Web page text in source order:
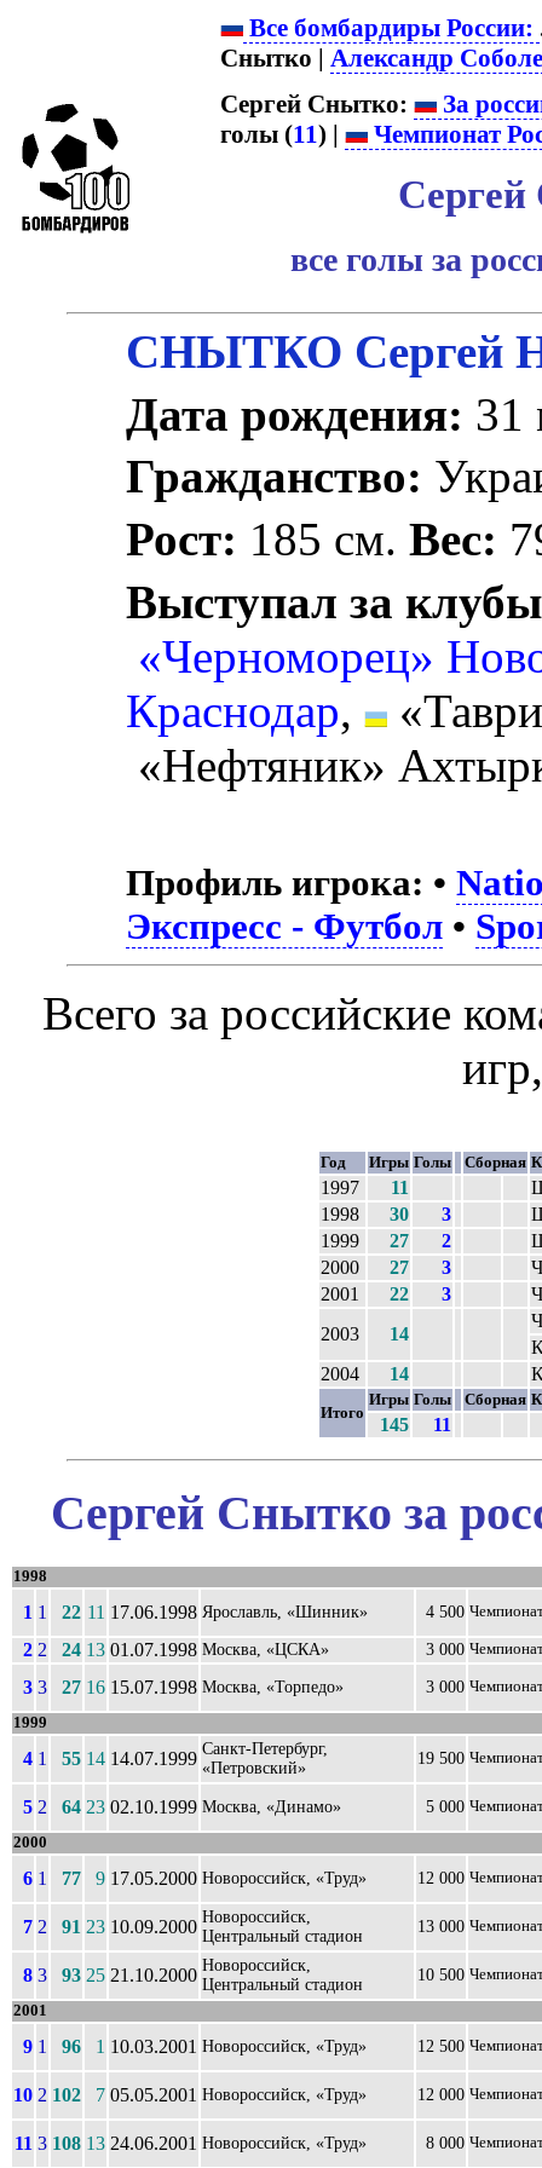
Все бомбардиры России:
Снытко | Александр
Сергей Снытко:
За
голы (11) | Чемпионат
все голы за
СНЫТКО Сергей
Дата рождения: 31
Гражданство:
Рост: 185 см.Вес:
Выступал за
«Черноморец»
Краснодар,
«Нефтяник»
Профиль игрока: •
Экспресс - Футбол •
Всего за российские
Год Игры Голы Сборная
1997 11
1998
30 3
1999
27 2
2000
27 3
2001
22 3
2003
14
2004
14
Итого
Игры Голы Сборная
145 11
Сергей Снытко за
1998
1 1 22 11 17.06.1998 Ярославль, «Шинник» 4 500
2 2 24 13 01.07.1998 Москва, «ЦСКА» 3 000
3 3 27 16 15.07.1998 Москва, «Торпедо» 3 000
1999
4 1 55 14 14.07.1999 Санкт-Петербург,
«Петровский»
19 500
5 2 64 23 02.10.1999 Москва, «Динамо» 5 000
2000
6 1 77 9 17.05.2000 Новороссийск, «Труд» 12 000
7 2 91 23 10.09.2000 Новороссийск,
Центральный стадион
13 000
8 3 93 25 21.10.2000 Новороссийск,
Центральный стадион
10 500
2001
9 1 96 1 10.03.2001 Новороссийск, «Труд» 12 500
10 2 102 7 05.05.2001 Новороссийск, «Труд» 12 000
11 3 108 13 24.06.2001 Новороссийск, «Труд» 8 000